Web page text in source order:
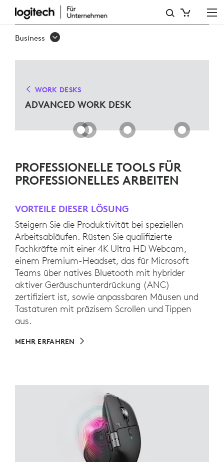
ADVANCED
WORK
FÜR
MICROSOFT
TEAMS
Business
WORK DESKS
ADVANCED WORK DESK
PROFESSIONELLE TOOLS FÜR
PROFESSIONELLES ARBEITEN
VORTEILE DIESER LÖSUNG
Steigern Sie die Produktivität bei speziellen
Arbeitsabläufen. Rüsten Sie qualifizierte
Fachkräfte mit einer 4K Ultra HD Webcam,
einem Premium-Headset, das für Microsoft
Teams über natives Bluetooth mit hybrider
aktiver Geräuschunterdrückung (ANC)
zertifiziert ist, sowie anpassbaren Mäusen und
Tastaturen mit präzisem Scrollen und Tippen
aus.
MEHR ERFAHREN